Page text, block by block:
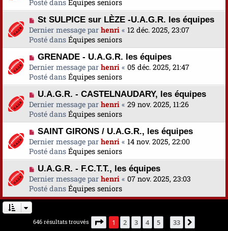
s
a
g
e
u
m
e
s
s
a
g
e
v
e
a
u
m
e
s
s
a
g
e
Posté dans Équipes seniors
N
o
u
v
e
a
u
m
e
s
s
a
g
e
St SULPICE sur LÈZE -U.A.G.R. les équipes
Dernier message par henri « 12 déc. 2025, 23:07
Posté dans Équipes seniors
N
o
u
v
e
a
u
m
e
s
s
a
g
e
GRENADE - U.A.G.R. les équipes
Dernier message par henri « 05 déc. 2025, 21:47
Posté dans Équipes seniors
N
o
u
v
e
a
u
m
e
s
s
a
e
U.A.G.R. - CASTELNAUDARY, les équipes
Dernier message par henri « 29 nov. 2025, 11:26
Posté dans Équipes seniors
N
o
u
v
e
a
u
m
s
SAINT GIRONS / U.A.G.R., les équipes
Dernier message par henri « 14 nov. 2025, 22:00
Posté dans Équipes seniors
N
o
u
v
u
U.A.G.R. - F.C.T.T., les équipes
Dernier message par henri « 07 nov. 2025, 23:03
Posté dans Équipes seniors
646 résultats trouvés Page 1sur33
1 2 3 4 5 33